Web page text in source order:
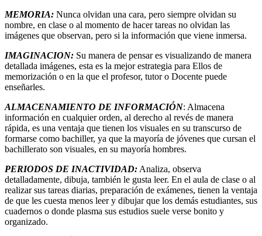
MEMORIA: Nunca olvidan una cara, pero siempre olvidan su
nombre, en clase o al momento de hacer tareas no olvidan las
imágenes que observan, pero si la información que viene inmersa.
IMAGINACION: Su manera de pensar es visualizando de manera
detallada imágenes, esta es la mejor estrategia para Ellos de
memorización o en la que el profesor, tutor o Docente puede
enseñarles.
ALMACENAMIENTO DE INFORMACIÓN: Almacena
información en cualquier orden, al derecho al revés de manera
rápida, es una ventaja que tienen los visuales en su transcurso de
formarse como bachiller, ya que la mayoría de jóvenes que cursan el
bachillerato son visuales, en su mayoría hombres.
PERIODOS DE INACTIVIDAD: Analiza, observa
detalladamente, dibuja, también le gusta leer. En el aula de clase o al
realizar sus tareas diarias, preparación de exámenes, tienen la ventaja
de que les cuesta menos leer y dibujar que los demás estudiantes, sus
cuadernos o donde plasma sus estudios suele verse bonito y
organizado.